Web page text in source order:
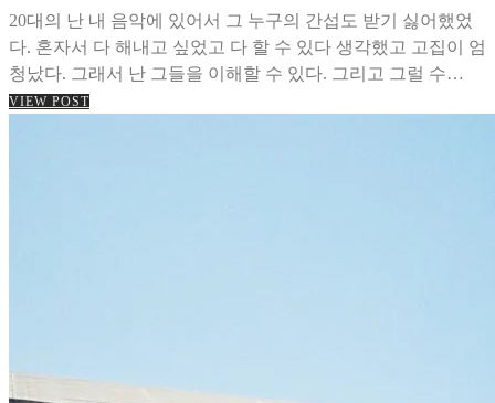
20대의 난 내 음악에 있어서 그 누구의 간섭도 받기 싫어했었
다. 혼자서 다 해내고 싶었고 다 할 수 있다 생각했고 고집이 엄
청났다. 그래서 난 그들을 이해할 수 있다. 그리고 그럴 수…
VIEW POST